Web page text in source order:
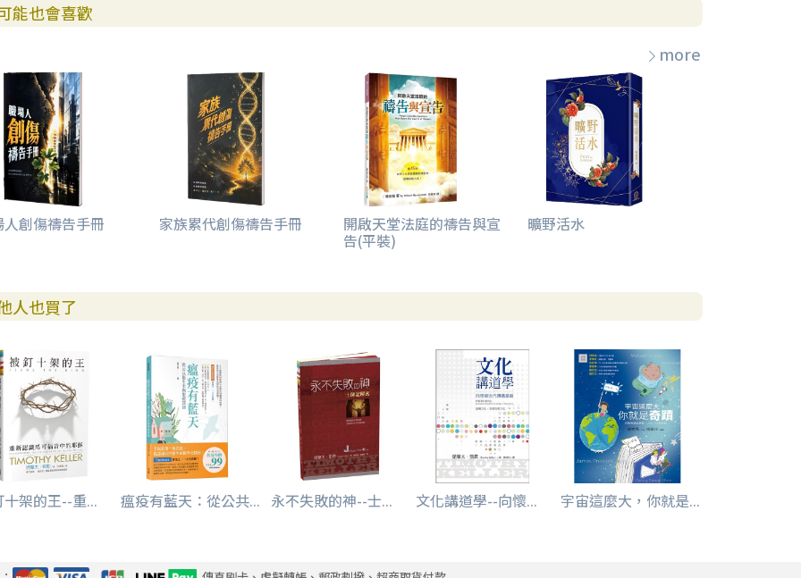
能也會喜歡
more
人創傷禱告手冊 家族累代創傷禱告手冊 開啟天堂法庭的禱告與宣
告(平裝)
曠野活水
人也買了
十架的王--重... 瘟疫有藍天：從公共... 永不失敗的神--士... 文化講道學--向懷... 宇宙這麼大，你就是...